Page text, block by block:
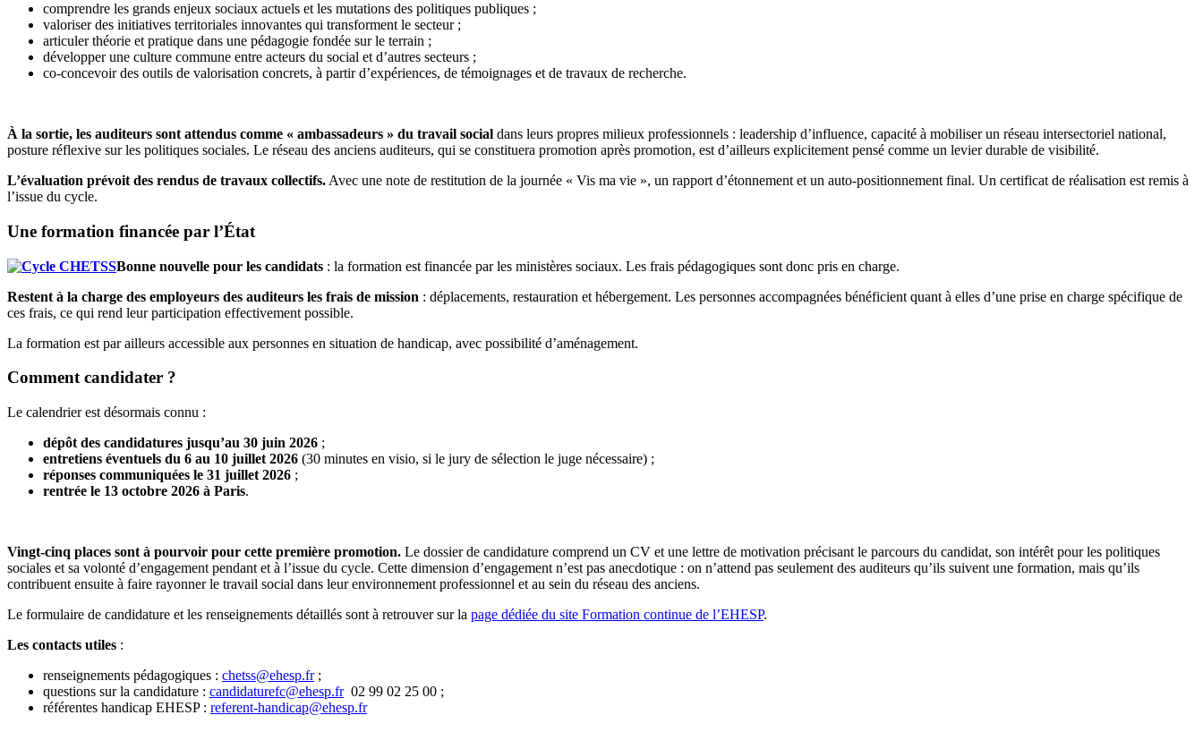
comprendre les grands enjeux sociaux actuels et les mutations des politiques publiques ;
valoriser des initiatives territoriales innovantes qui transforment le secteur ;
articuler théorie et pratique dans une pédagogie fondée sur le terrain ;
développer une culture commune entre acteurs du social et d’autres secteurs ;
co-concevoir des outils de valorisation concrets, à partir d’expériences, de témoignages et de travaux de recherche.
À la sortie, les auditeurs sont attendus comme « ambassadeurs » du travail social dans leurs propres milieux professionnels : leadership d’influence, capacité à mobiliser un réseau intersectoriel national,
posture réflexive sur les politiques sociales. Le réseau des anciens auditeurs, qui se constituera promotion après promotion, est d’ailleurs explicitement pensé comme un levier durable de visibilité.
L’évaluation prévoit des rendus de travaux collectifs. Avec une note de restitution de la journée « Vis ma vie », un rapport d’étonnement et un auto-positionnement final. Un certificat de réalisation est remis à
l’issue du cycle.
Une formation financée par l’État
Bonne nouvelle pour les candidats : la formation est financée par les ministères sociaux. Les frais pédagogiques sont donc pris en charge.
Restent à la charge des employeurs des auditeurs les frais de mission : déplacements, restauration et hébergement. Les personnes accompagnées bénéficient quant à elles d’une prise en charge spécifique de
ces frais, ce qui rend leur participation effectivement possible.
La formation est par ailleurs accessible aux personnes en situation de handicap, avec possibilité d’aménagement.
Comment candidater ?
Le calendrier est désormais connu :
dépôt des candidatures jusqu’au 30 juin 2026 ;
entretiens éventuels du 6 au 10 juillet 2026 (30 minutes en visio, si le jury de sélection le juge nécessaire) ;
réponses communiquées le 31 juillet 2026 ;
rentrée le 13 octobre 2026 à Paris.
Vingt-cinq places sont à pourvoir pour cette première promotion. Le dossier de candidature comprend un CV et une lettre de motivation précisant le parcours du candidat, son intérêt pour les politiques
sociales et sa volonté d’engagement pendant et à l’issue du cycle. Cette dimension d’engagement n’est pas anecdotique : on n’attend pas seulement des auditeurs qu’ils suivent une formation, mais qu’ils
contribuent ensuite à faire rayonner le travail social dans leur environnement professionnel et au sein du réseau des anciens.
Le formulaire de candidature et les renseignements détaillés sont à retrouver sur la page dédiée du site Formation continue de l’EHESP.
Les contacts utiles :
renseignements pédagogiques : chetss@ehesp.fr;
questions sur la candidature : candidaturefc@ehesp.fr02 99 02 25 00 ;
référentes handicap EHESP : referent-handicap@ehesp.fr